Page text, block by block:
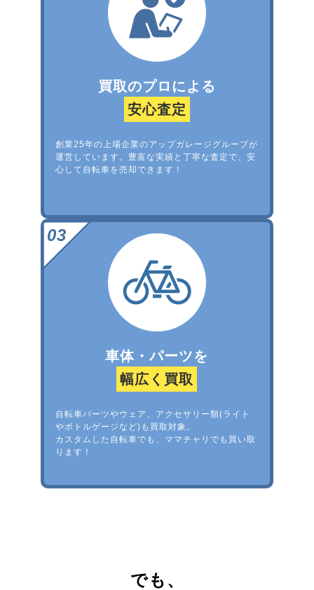
買取のプロによる
安心査定
創業25年の上場企業のアップガレージグループが
運営しています。豊富な実績と丁寧な査定で、安
心して自転車を売却できます！
車体・パーツを
幅広く買取
自転車パーツやウェア、アクセサリー類(ライト
やボトルゲージなど)も買取対象。
カスタムした自転車でも、ママチャリでも買い取
ります！
でも、